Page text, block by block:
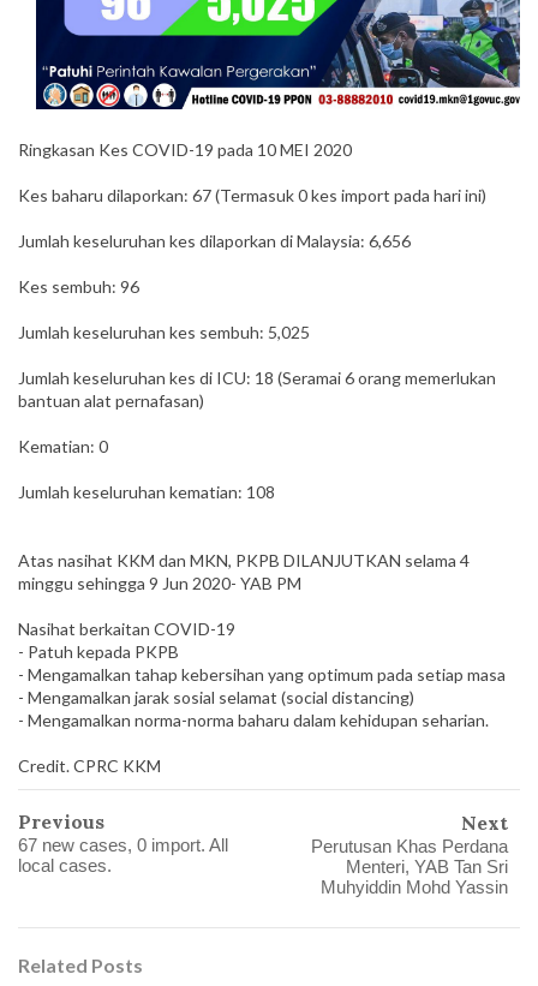
Ringkasan Kes COVID-19 pada 10 MEI 2020
Kes baharu dilaporkan: 67 (Termasuk 0 kes import pada hari ini)
Jumlah keseluruhan kes dilaporkan di Malaysia: 6,656
Kes sembuh: 96
Jumlah keseluruhan kes sembuh: 5,025
Jumlah keseluruhan kes di ICU: 18 (Seramai 6 orang memerlukan
bantuan alat pernafasan)
Kematian: 0
Jumlah keseluruhan kematian: 108
Atas nasihat KKM dan MKN, PKPB DILANJUTKAN selama 4
minggu sehingga 9 Jun 2020- YAB PM
Nasihat berkaitan COVID-19
- Patuh kepada PKPB
- Mengamalkan tahap kebersihan yang optimum pada setiap masa
- Mengamalkan jarak sosial selamat (social distancing)
- Mengamalkan norma-norma baharu dalam kehidupan seharian.
Credit. CPRC KKM
Previous
67 new cases, 0 import. All
local cases.
Next
Perutusan Khas Perdana
Menteri, YAB Tan Sri
Muhyiddin Mohd Yassin
Related Posts